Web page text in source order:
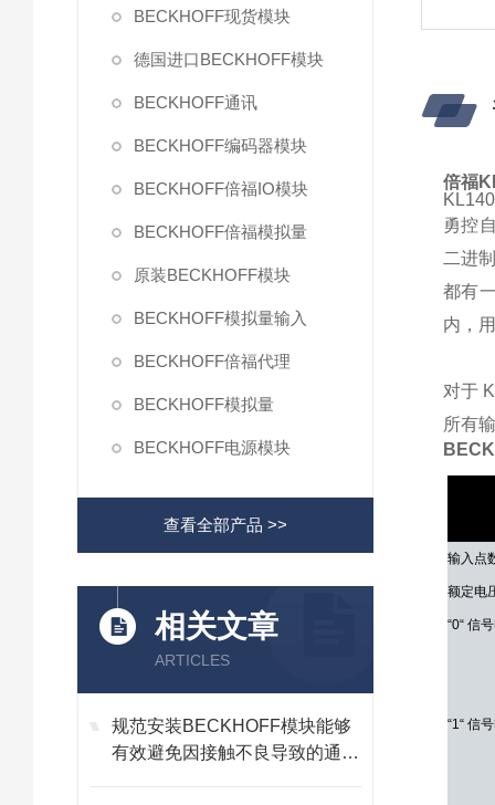
BECKHOFF现货模块
德国进口BECKHOFF模块
BECKHOFF通讯
BECKHOFF编码器模块
BECKHOFF倍福IO模块
BECKHOFF倍福模拟量
原装BECKHOFF模块
BECKHOFF模拟量输入
BECKHOFF倍福代理
BECKHOFF模拟量
BECKHOFF电源模块
查看全部产品 >>
相关文章
ARTICLES
规范安装BECKHOFF模块能够
有效避免因接触不良导致的通讯
倍福
勇控
二进
都有
内，
对于
所有
输入点
额定电
“0“ 信
“1“ 信